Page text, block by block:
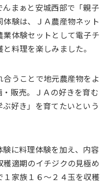
まぁと安城西部で「親子
験は、ＪＡ農産物ネット
体験セットとして電子チ
料理を楽しみました。
うことで地元農産物をよ
販売。ＪＡの好きを育む
好き」を育てたいという
に料理体験を加え、内容
適期のイチジクの見極め
家族１６～２４玉を収穫